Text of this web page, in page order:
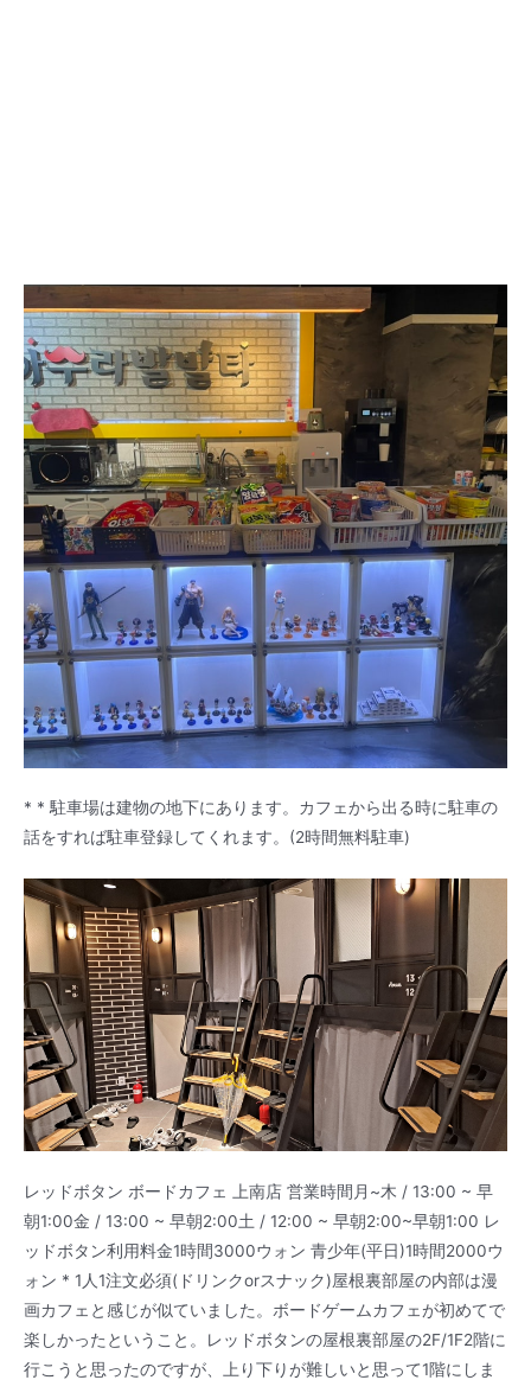
* * 駐車場は建物の地下にあります。カフェから出る時に駐車の
話をすれば駐車登録してくれます。(2時間無料駐車)
レッドボタン ボードカフェ 上南店 営業時間月~木 / 13:00 ~ 早
朝1:00金 / 13:00 ~ 早朝2:00土 / 12:00 ~ 早朝2:00~早朝1:00 レ
ッドボタン利用料金1時間3000ウォン 青少年(平日)1時間2000ウ
ォン * 1人1注文必須(ドリンクorスナック)屋根裏部屋の内部は漫
画カフェと感じが似ていました。ボードゲームカフェが初めてで
楽しかったということ。レッドボタンの屋根裏部屋の2F/1F2階に
行こうと思ったのですが、上り下りが難しいと思って1階にしま